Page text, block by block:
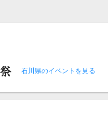
石川県のイベントを見る